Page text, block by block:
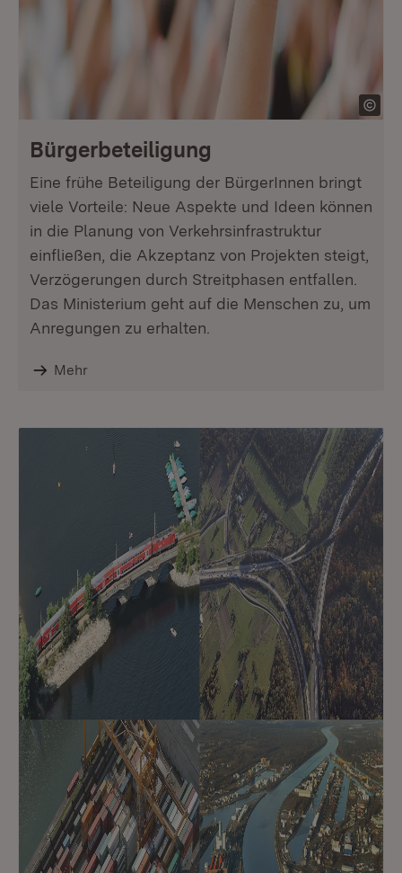
Bürgerbeteiligung
Eine frühe Beteiligung der BürgerInnen bringt
viele Vorteile: Neue Aspekte und Ideen können
in die Planung von Verkehrsinfrastruktur
einfließen, die Akzeptanz von Projekten steigt,
Verzögerungen durch Streitphasen entfallen.
Das Ministerium geht auf die Menschen zu, um
Anregungen zu erhalten.
Mehr